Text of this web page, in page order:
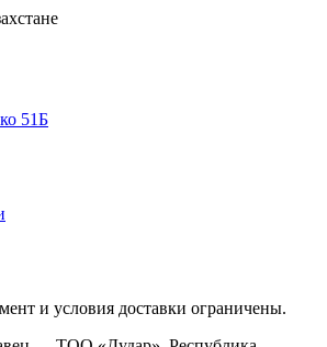
51Б
и условия доставки ограничены.